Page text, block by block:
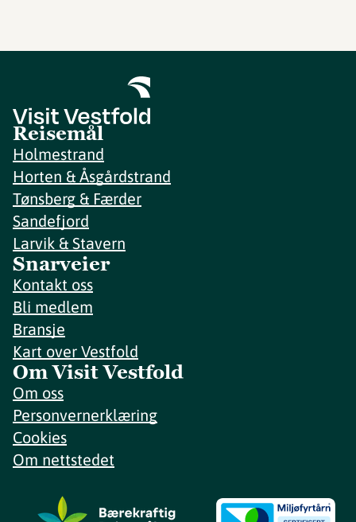
Reisemål
Holmestrand
Horten & Åsgårdstrand
Tønsberg & Færder
Sandefjord
Larvik & Stavern
Snarveier
Kontakt oss
Bli medlem
Bransje
Kart over Vestfold
Om Visit Vestfold
Om oss
Personvernerklæring
Cookies
Om nettstedet